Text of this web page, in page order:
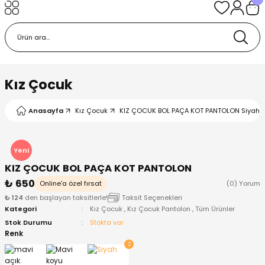
Kız Çocuk
Anasayfa Kız Çocuk KIZ ÇOCUK BOL PAÇA KOT PANTOLON Siyah
Yeni
KIZ ÇOCUK BOL PAÇA KOT PANTOLON
₺ 650
Online'a özel fırsat
(0) Yorum
₺ 124 den başlayan taksitlerle!
Taksit Seçenekleri
Kategori
Kız Çocuk , Kız Çocuk Pantolon ,Tüm Ürünler
Stok Durumu
Stokta var
Renk
Giyim
Bere ve Eldiven
Body
Bere ve Eldiven
Body
ve Patik
Çıkışı ve Zıbın Seti
Ürünleri